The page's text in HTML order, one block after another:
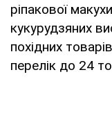
ріпакової
кукурудзяних
похідних
перелік до 24